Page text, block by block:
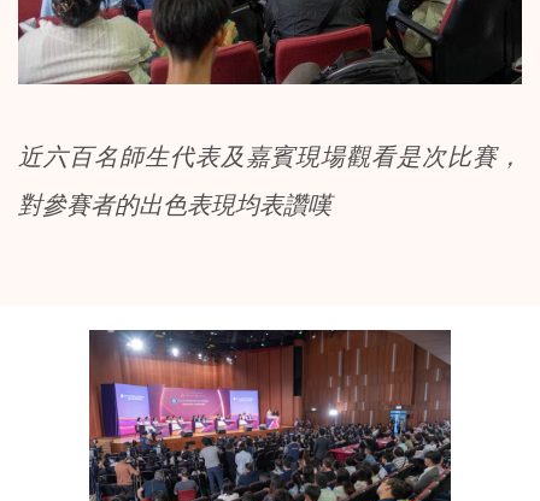
近六百名師生代表及嘉賓現場觀看是次比賽，
對參賽者的出色表現均表讚嘆